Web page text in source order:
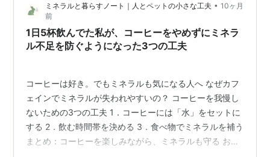
ない」「年のせいかな」と思いがちですが、もしかした
らミネラル…
ミネラルと暮らすノート｜人とペットの小さな工夫 • 10ヶ月
前
1日5杯飲んでた私が、コーヒーをやめずにミネラ
ル不足を防ぐようになった3つの工夫
コーヒーは好き。でもミネラルも気になる人へ なぜカフ
ェインでミネラルが失われやすいの？ コーヒーを我慢し
ないための3つの工夫 1．コーヒーには「水」をセットに
する 2．飲む時間帯を決める 3．食べ物でミネラルを補う
まとめ：コーヒーを楽しみながら、ミネラルも守る お問